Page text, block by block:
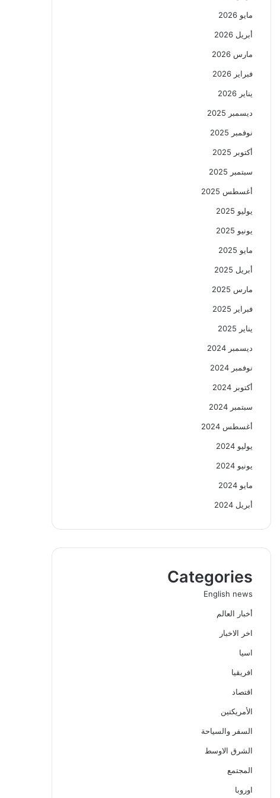
مايو 2026
أبريل 2026
مارس 2026
فبراير 2026
يناير 2026
ديسمبر 2025
نوفمبر 2025
أكتوبر 2025
سبتمبر 2025
أغسطس 2025
يوليو 2025
يونيو 2025
مايو 2025
أبريل 2025
مارس 2025
فبراير 2025
يناير 2025
ديسمبر 2024
نوفمبر 2024
أكتوبر 2024
سبتمبر 2024
أغسطس 2024
يوليو 2024
يونيو 2024
مايو 2024
أبريل 2024
Categories
English news
أخبار العالم
اخر الاخبار
اسيا
افريقيا
اقتصاد
الأمريكتين
السفر والسياحة
الشرق الاوسط
المجتمع
اوروبا